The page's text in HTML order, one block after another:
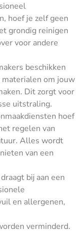
hoef je zelf geen
grondig reinigen
voor andere
beschikken
om jouw
Dit zorgt voor
uitstraling.
hoef
regelen van
Alles wordt
van een
bij aan een
en allergenen,
verminderd.